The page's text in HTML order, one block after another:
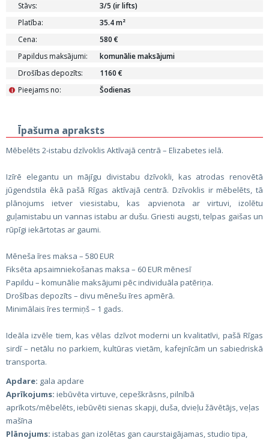
Stāvs:
3/5 (ir lifts)
Platība:
35.4 m²
Cena:
580 €
Papildus maksājumi:
komunālie maksājumi
Drošības depozīts:
1160 €
Pieejams no:
i Šodienas
Īpašuma apraksts
Mēbelēts 2-istabu dzīvoklis Aktīvajā centrā – Elizabetes ielā.
Izīrē elegantu un mājīgu divistabu dzīvokli, kas atrodas renovētā
jūgendstila ēkā pašā Rīgas aktīvajā centrā. Dzīvoklis ir mēbelēts, tā
plānojums ietver viesistabu, kas apvienota ar virtuvi, izolētu
guļamistabu un vannas istabu ar dušu. Griesti augsti, telpas gaišas un
rūpīgi iekārtotas ar gaumi.
Mēneša īres maksa – 580 EUR
Fiksēta apsaimniekošanas maksa – 60 EUR mēnesī
Papildu – komunālie maksājumi pēc individuāla patēriņa.
Drošības depozīts – divu mēnešu īres apmērā.
Minimālais īres termiņš – 1 gads.
Ideāla izvēle tiem, kas vēlas dzīvot moderni un kvalitatīvi, pašā Rīgas
sirdī – netālu no parkiem, kultūras vietām, kafejnīcām un sabiedriskā
transporta.
Apdare: gala apdare
Aprīkojums: iebūvēta virtuve, cepeškrāsns, pilnībā
aprīkots/mēbelēts, iebūvēti sienas skapji, duša, dvieļu žāvētājs, veļas
mašīna
Plānojums: istabas gan izolētas gan caurstaigājamas, studio tipa,